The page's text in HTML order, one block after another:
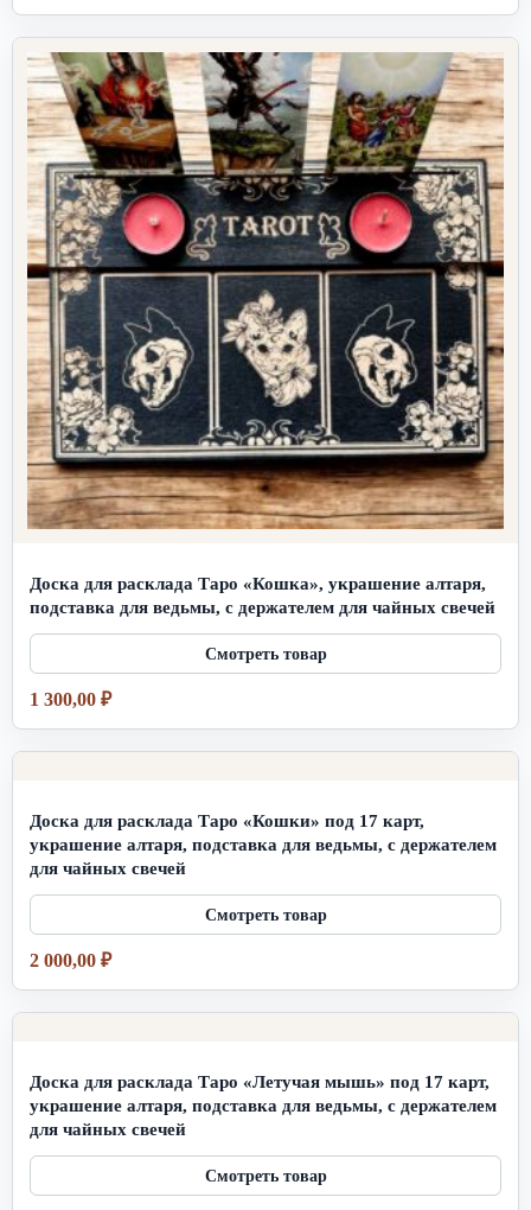
Доска для расклада Таро «Кошка», украшение алтаря,
подставка для ведьмы, с держателем для чайных свечей
1 300,00 ₽
Доска для расклада Таро «Кошки» под 17 карт,
украшение алтаря, подставка для ведьмы, с держателем
для чайных свечей
2 000,00 ₽
Доска для расклада Таро «Летучая мышь» под 17 карт,
украшение алтаря, подставка для ведьмы, с держателем
для чайных свечей